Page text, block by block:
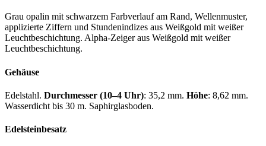
Grau opalin mit schwarzem Farbverlauf am Rand, Wellenmuster,
applizierte Ziffern und Stundenindizes aus Weißgold mit weißer
Leuchtbeschichtung. Alpha-Zeiger aus Weißgold mit weißer
Leuchtbeschichtung.
Gehäuse
Edelstahl. Durchmesser (10–4 Uhr): 35,2 mm. Höhe: 8,62 mm.
Wasserdicht bis 30 m. Saphirglasboden.
Edelsteinbesatz